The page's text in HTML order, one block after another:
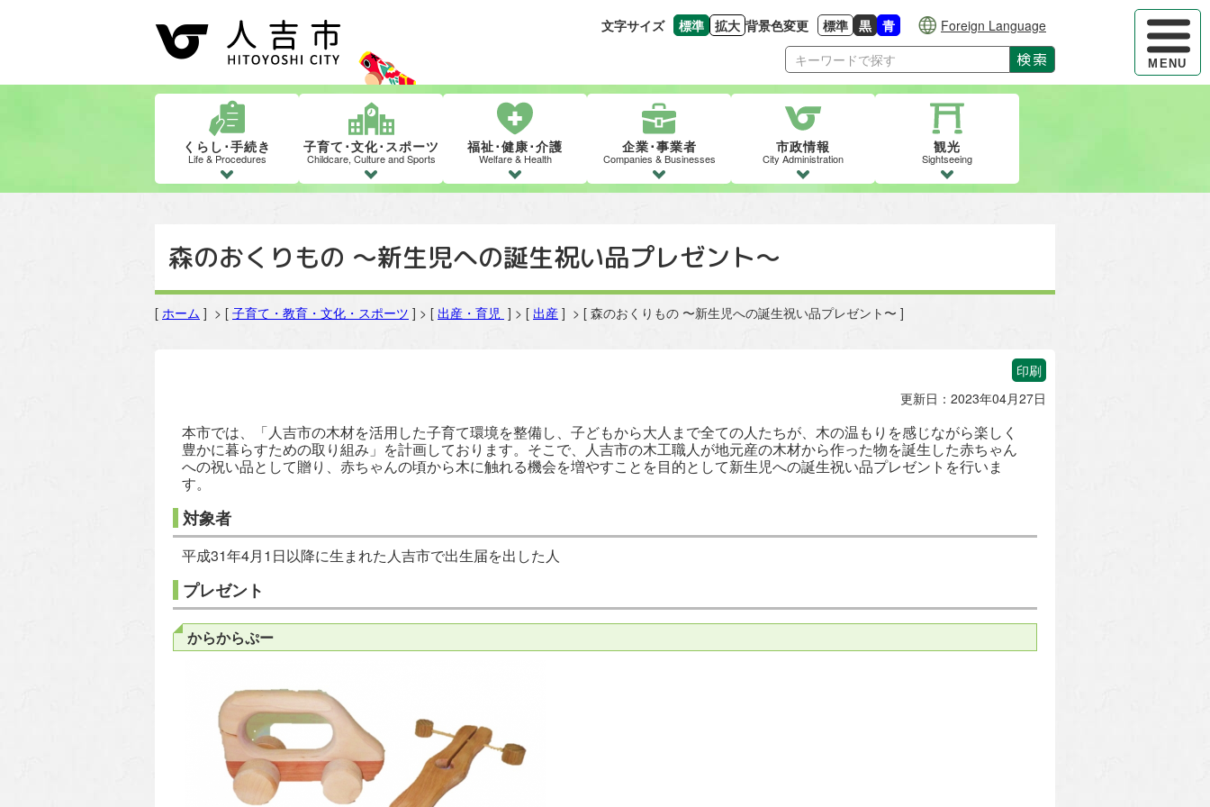
ハンバー
MENU
文字サイズ 標準
文字の大きさをもとの大きさに戻す
拡大
文字を大きくする
背景色変更 標準
背景色の変更：白
黒
背景色の変更：黒
青
背景色の変更：青
Foreign Language
検索
くらし･手続き
Life & Procedures
子育て･文化･スポーツ
Childcare, Culture and Sports
福祉･健康･介護
Welfare & Health
企業･事業者
Companies & Businesses
市政情報
City Administration
観光
Sightseeing
森のおくりもの 〜新生児への誕生祝い品プレゼント〜
[ ホーム ] > [ 子育て・教育・文化・スポーツ ] > [ 出産・育児 ] > [ 出産 ] > [ 森のおくりもの 〜新生児への誕生祝い品プレゼント〜 ]
印刷
更新日：2023年04月27日
本市では、「人吉市の木材を活用した子育て環境を整備し、子どもから大人まで全ての人たちが、木の温もりを感じながら楽しく
豊かに暮らすための取り組み」を計画しております。そこで、人吉市の木工職人が地元産の木材から作った物を誕生した赤ちゃん
への祝い品として贈り、赤ちゃんの頃から木に触れる機会を増やすことを目的として新生児への誕生祝い品プレゼントを行いま
す。
対象者
平成31年4月1日以降に生まれた人吉市で出生届を出した人
プレゼント
からからぷー